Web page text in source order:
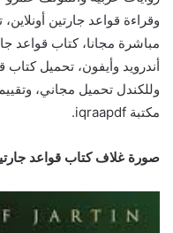
مباشرة مجانا، كتاب قواعد
وللكندل تحميل مجاني،
مكتبة iqraapdf.
صورة غلاف كتاب قواعد